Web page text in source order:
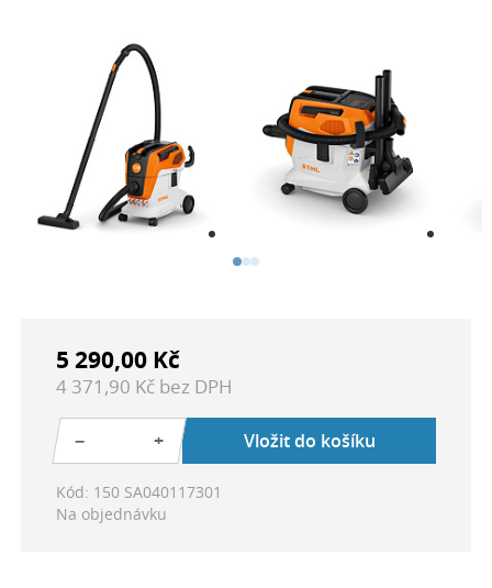
5 290,00 Kč
4 371,90 Kč bez DPH
− + Vložit do košíku
Kód: 150 SA040117301
Na objednávku